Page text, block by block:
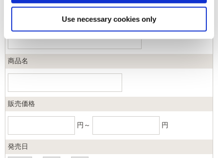
Use necessary cookies only
商品名
販売価格
円～ 円
発売日